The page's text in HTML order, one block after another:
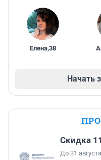
Елена,38
Начать
Скидка
До 31